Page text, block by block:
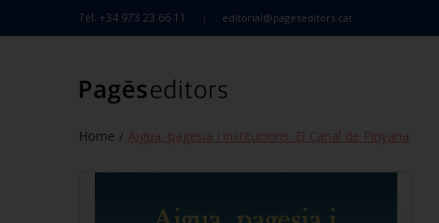
Tel. +34 973 23 66 11 editorial@pageseditors.cat
Home / Aigua, pagesia i institucions. El Canal de Pinyana